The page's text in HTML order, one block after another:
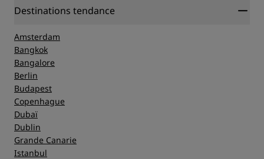
Destinations tendance
Amsterdam
Bangkok
Bangalore
Berlin
Budapest
Copenhague
Dubaï
Dublin
Grande Canarie
Istanbul